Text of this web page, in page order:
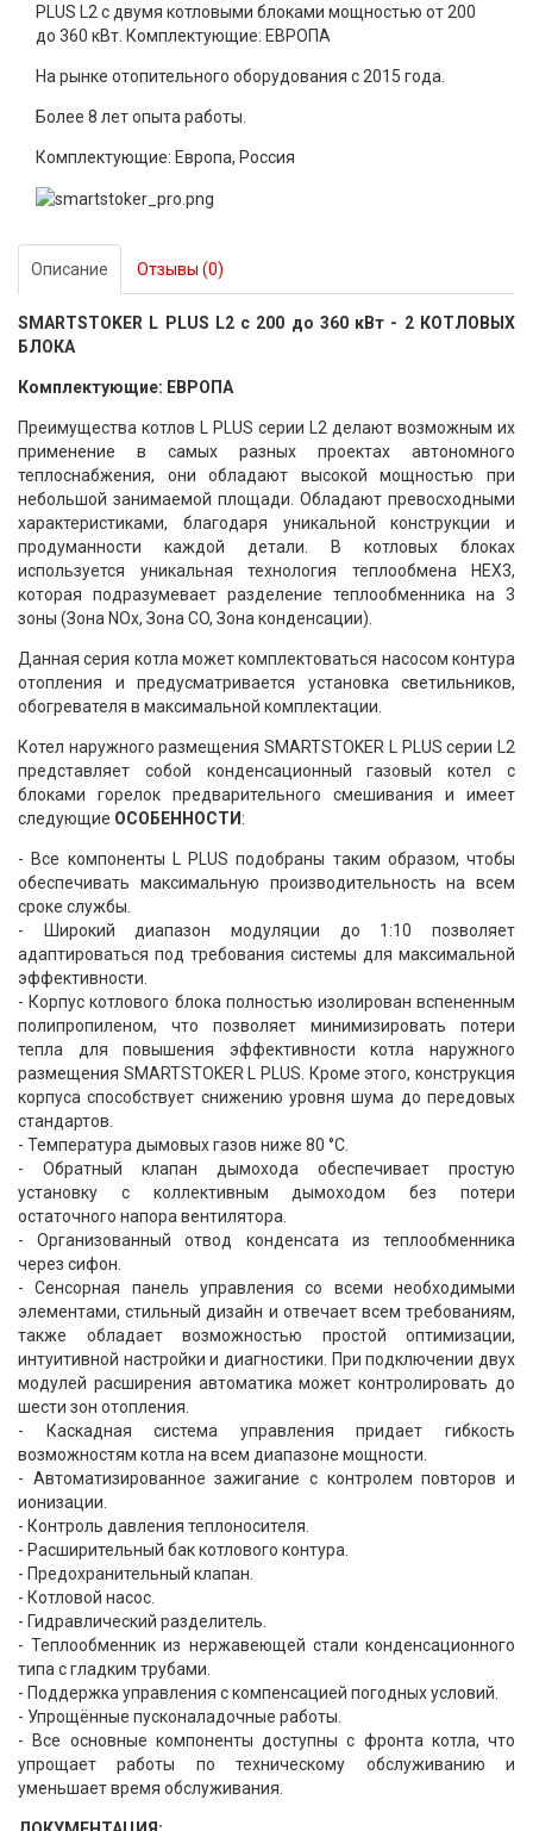
PLUS L2 с двумя котловыми блоками мощностью от 200
до 360 кВт. Комплектующие: ЕВРОПА
На рынке отопительного оборудования с 2015 года.
Более 8 лет опыта работы.
Комплектующие: Европа, Россия
Описание Отзывы (0)
SMARTSTOKER L PLUS L2 c 200 до 360 кВт - 2 КОТЛОВЫХ
БЛОКА
Комплектующие: ЕВРОПА
Преимущества котлов L PLUS серии L2 делают возможным их
применение в самых разных проектах автономного
теплоснабжения, они обладают высокой мощностью при
небольшой занимаемой площади. Обладают превосходными
характеристиками, благодаря уникальной конструкции и
продуманности каждой детали. В котловых блоках
используется уникальная технология теплообмена HEX3,
которая подразумевает разделение теплообменника на 3
зоны (Зона NOx, Зона CO, Зона конденсации).
Данная серия котла может комплектоваться насосом контура
отопления и предусматривается установка светильников,
обогревателя в максимальной комплектации.
Котел наружного размещения SMARTSTOKER L PLUS серии L2
представляет собой конденсационный газовый котел с
блоками горелок предварительного смешивания и имеет
следующие ОСОБЕННОСТИ :
- Все компоненты L PLUS подобраны таким образом, чтобы
обеспечивать максимальную производительность на всем
сроке службы.
- Широкий диапазон модуляции до 1:10 позволяет
адаптироваться под требования системы для максимальной
эффективности.
- Корпус котлового блока полностью изолирован вспененным
полипропиленом, что позволяет минимизировать потери
тепла для повышения эффективности котла наружного
размещения SMARTSTOKER L PLUS. Кроме этого, конструкция
корпуса способствует снижению уровня шума до передовых
стандартов.
- Температура дымовых газов ниже 80 °C.
- Обратный клапан дымохода обеспечивает простую
установку с коллективным дымоходом без потери
остаточного напора вентилятора.
- Организованный отвод конденсата из теплообменника
через сифон.
- Сенсорная панель управления со всеми необходимыми
элементами, стильный дизайн и отвечает всем требованиям,
также обладает возможностью простой оптимизации,
интуитивной настройки и диагностики. При подключении двух
модулей расширения автоматика может контролировать до
шести зон отопления.
- Каскадная система управления придает гибкость
возможностям котла на всем диапазоне мощности.
- Автоматизированное зажигание с контролем повторов и
ионизации.
- Контроль давления теплоносителя.
- Расширительный бак котлового контура.
- Предохранительный клапан.
- Котловой насос.
- Гидравлический разделитель.
- Теплообменник из нержавеющей стали конденсационного
типа с гладким трубами.
- Поддержка управления с компенсацией погодных условий.
- Упрощённые пусконаладочные работы.
- Все основные компоненты доступны с фронта котла, что
упрощает работы по техническому обслуживанию и
уменьшает время обслуживания.